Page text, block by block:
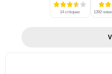
14 critiques 1392